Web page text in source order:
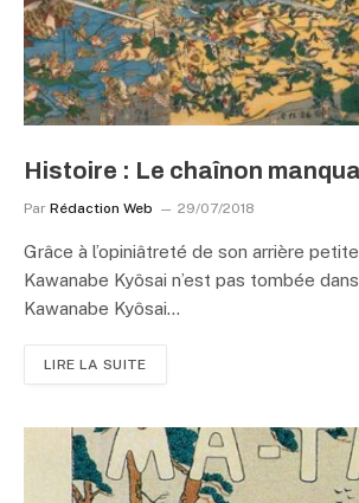
Histoire : Le chaînon
Par Rédaction Web 29/07/2018
Grâce à l’opiniâtreté de son arrière
Kawanabe Kyôsai n’est pas tombée
Kawanabe Kyôsai…
LIRE LA SUITE